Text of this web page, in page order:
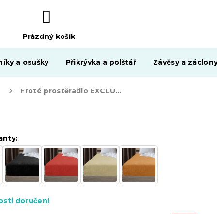
NÁKUPNÍ
KOŠÍK
Prázdný košík
a osušky Přikrývka a polštář Závěsy a
Froté prostěradlo EXCLUSIVE béžové 140x200 cm
doručení